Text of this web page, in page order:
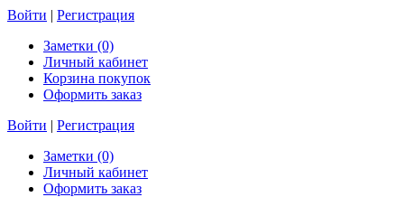
Войти | Регистрация
Заметки (0)
Личный кабинет
Корзина покупок
Оформить заказ
Войти | Регистрация
Заметки (0)
Личный кабинет
Оформить заказ